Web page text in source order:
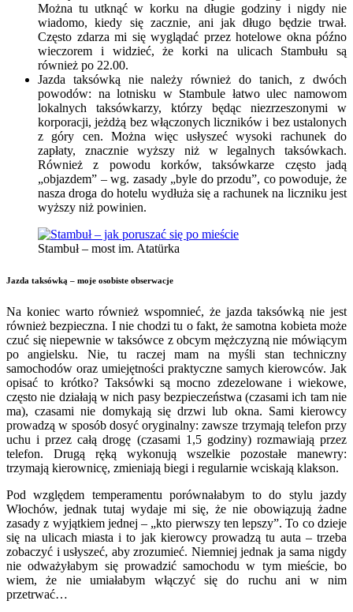
Można tu utknąć w korku na długie godziny i nigdy nie
wiadomo, kiedy się zacznie, ani jak długo będzie trwał.
Często zdarza mi się wyglądać przez hotelowe okna późno
wieczorem i widzieć, że korki na ulicach Stambułu są
również po 22.00.
Jazda taksówką nie należy również do tanich, z dwóch
powodów: na lotnisku w Stambule łatwo ulec namowom
lokalnych taksówkarzy, którzy będąc niezrzeszonymi w
korporacji, jeżdżą bez włączonych liczników i bez ustalonych
z góry cen. Można więc usłyszeć wysoki rachunek do
zapłaty, znacznie wyższy niż w legalnych taksówkach.
Również z powodu korków, taksówkarze często jadą
„objazdem” – wg. zasady „byle do przodu”, co powoduje, że
nasza droga do hotelu wydłuża się a rachunek na liczniku jest
wyższy niż powinien.
Stambuł – most im. Atatürka
Jazda taksówką – moje osobiste obserwacje
Na koniec warto również wspomnieć, że jazda taksówką nie jest
również bezpieczna. I nie chodzi tu o fakt, że samotna kobieta może
czuć się niepewnie w taksówce z obcym mężczyzną nie mówiącym
po angielsku. Nie, tu raczej mam na myśli stan techniczny
samochodów oraz umiejętności praktyczne samych kierowców. Jak
opisać to krótko? Taksówki są mocno zdezelowane i wiekowe,
często nie działają w nich pasy bezpieczeństwa (czasami ich tam nie
ma), czasami nie domykają się drzwi lub okna. Sami kierowcy
prowadzą w sposób dosyć oryginalny: zawsze trzymają telefon przy
uchu i przez całą drogę (czasami 1,5 godziny) rozmawiają przez
telefon. Drugą ręką wykonują wszelkie pozostałe manewry:
trzymają kierownicę, zmieniają biegi i regularnie wciskają klakson.
Pod względem temperamentu porównałabym to do stylu jazdy
Włochów, jednak tutaj wydaje mi się, że nie obowiązują żadne
zasady z wyjątkiem jednej – „kto pierwszy ten lepszy”. To co dzieje
się na ulicach miasta i to jak kierowcy prowadzą tu auta – trzeba
zobaczyć i usłyszeć, aby zrozumieć. Niemniej jednak ja sama nigdy
nie odważyłabym się prowadzić samochodu w tym mieście, bo
wiem, że nie umiałabym włączyć się do ruchu ani w nim
przetrwać…